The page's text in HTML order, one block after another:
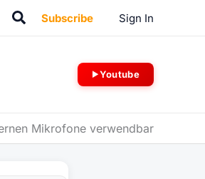
SuchenSubscribe Sign In
Youtube
Mikrofone verwendbar